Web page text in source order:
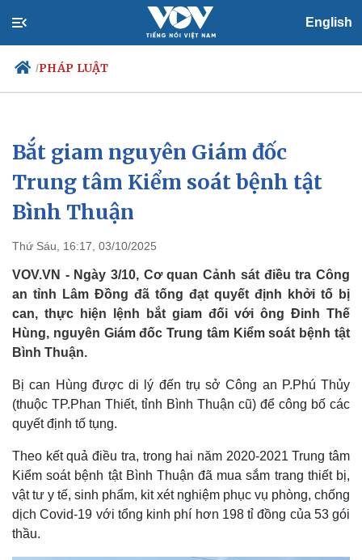
English
/PHÁP LUẬT
Chính trị
Đảng
Tổ chức nhân sự
Quốc hội
Xã hội
Tin 24h
Dự báo thời tiết
Bắt giam nguyên Giám đốc
Trung tâm Kiểm soát bệnh tật
Bình Thuận
Thứ Sáu, 16:17, 03/10/2025
VOV.VN - Ngày 3/10, Cơ quan Cảnh sát điều tra Công
an tỉnh Lâm Đồng đã tống đạt quyết định khởi tố bị
can, thực hiện lệnh bắt giam đối với ông Đinh Thế
Hùng, nguyên Giám đốc Trung tâm Kiểm soát bệnh tật
Bình Thuận.
Bị can Hùng được di lý đến trụ sở Công an P.Phú Thủy
(thuộc TP.Phan Thiết, tỉnh Bình Thuận cũ) để công bố các
quyết định tố tụng.
Theo kết quả điều tra, trong hai năm 2020-2021 Trung tâm
Kiểm soát bệnh tật Bình Thuận đã mua sắm trang thiết bị,
vật tư y tế, sinh phẩm, kit xét nghiệm phục vụ phòng, chống
dịch Covid-19 với tổng kinh phí hơn 198 tỉ đồng của 53 gói
thầu.